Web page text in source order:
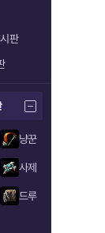
판
냥꾼
사제
드루